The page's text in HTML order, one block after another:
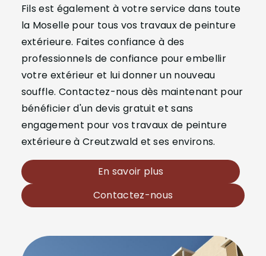
Fils est également à votre service dans toute
la Moselle pour tous vos travaux de peinture
extérieure. Faites confiance à des
professionnels de confiance pour embellir
votre extérieur et lui donner un nouveau
souffle. Contactez-nous dès maintenant pour
bénéficier d'un devis gratuit et sans
engagement pour vos travaux de peinture
extérieure à Creutzwald et ses environs.
En savoir plus
Contactez-nous